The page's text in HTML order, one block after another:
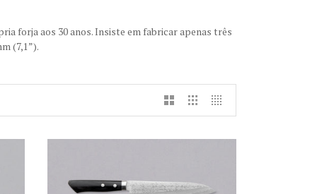
forja aos 30 anos. Insiste em fabricar apenas três
(7,1”).